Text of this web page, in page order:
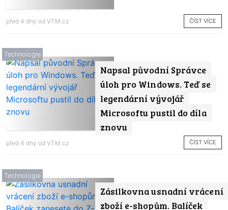
před 4 dny od VTM.cz ČÍST VÍCE
Napsal původní Správce
úloh pro Windows. Teď se
legendární vývojář
Microsoftu pustil do díla
znovu
Technologie
před 4 dny od VTM.cz ČÍST VÍCE
Zásilkovna usnadní vrácení
zboží e-shopům. Balíček
Technologie